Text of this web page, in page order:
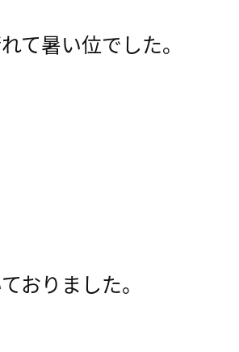
て暑い位でした。
おりました。